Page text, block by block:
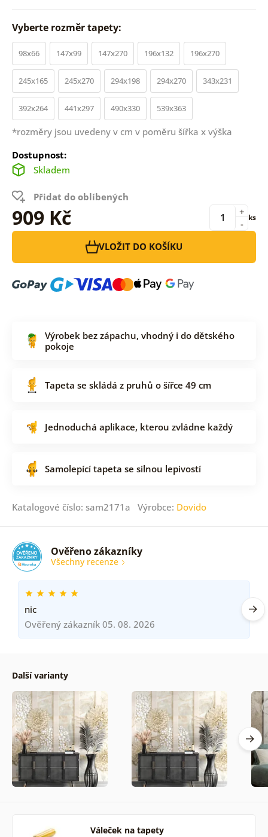
Vyberte rozměr tapety:
98x66 147x99 147x270 196x132 196x270
245x165 245x270 294x198 294x270 343x231
392x264 441x297 490x330 539x363
*rozměry jsou uvedeny v cm v poměru šířka x výška
Dostupnost:
Skladem
Přidat do oblíbených
909 Kč -
+ ks
VLOŽIT DO KOŠÍKU
Výrobek bez zápachu, vhodný i do dětského
pokoje
Tapeta se skládá z pruhů o šířce 49 cm
Jednoduchá aplikace, kterou zvládne každý
Samolepící tapeta se silnou lepivostí
Katalogové číslo: sam2171a Výrobce: Dovido
Ověřeno zákazníky
Všechny recenze
nic
Ověřený zákazník 05. 08. 2026
Další varianty
Váleček na tapety